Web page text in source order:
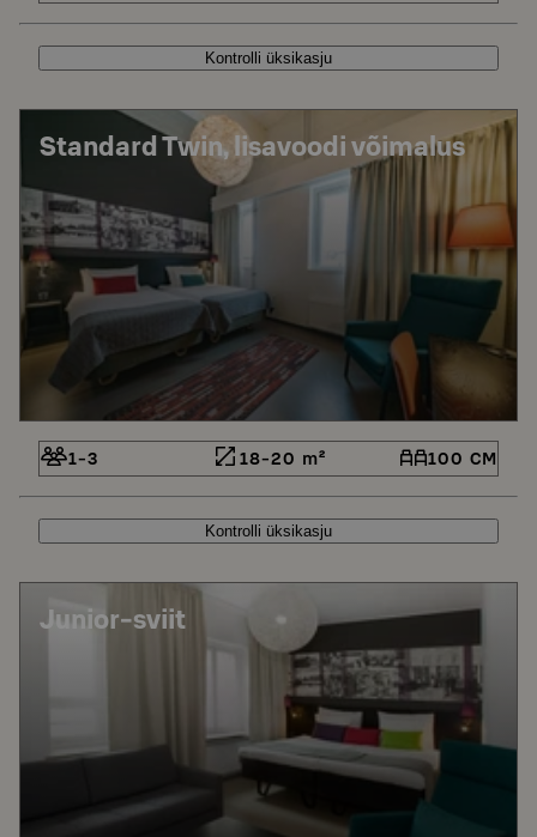
Kontrolli üksikasju
Standard Twin, lisavoodi võimalus
1-3 18-20 m² 100 CM
Kontrolli üksikasju
Junior-sviit